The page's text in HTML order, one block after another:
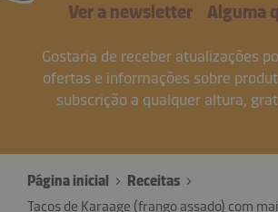
Ver a newsletter Alguma
Gostaria de receber atualizações
ofertas e informações sobre
subscrição a qualquer altura,
Página inicial
Receitas
Tacos de Karaage (frango assado) com